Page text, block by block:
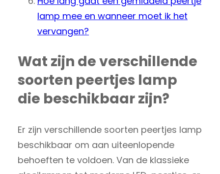
lamp mee en wanneer moet ik het
vervangen?
Wat zijn de verschillende
soorten peertjes lamp
die beschikbaar zijn?
Er zijn verschillende soorten peertjes lamp
beschikbaar om aan uiteenlopende
behoeften te voldoen. Van de klassieke